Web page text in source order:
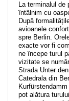
La terminalul de
întâlnim cu
După
avioanele
spre Berlin.
exacte vor fi
ne începe turul
vizitate se
Strada Unter
Catedrala din
pot alătura